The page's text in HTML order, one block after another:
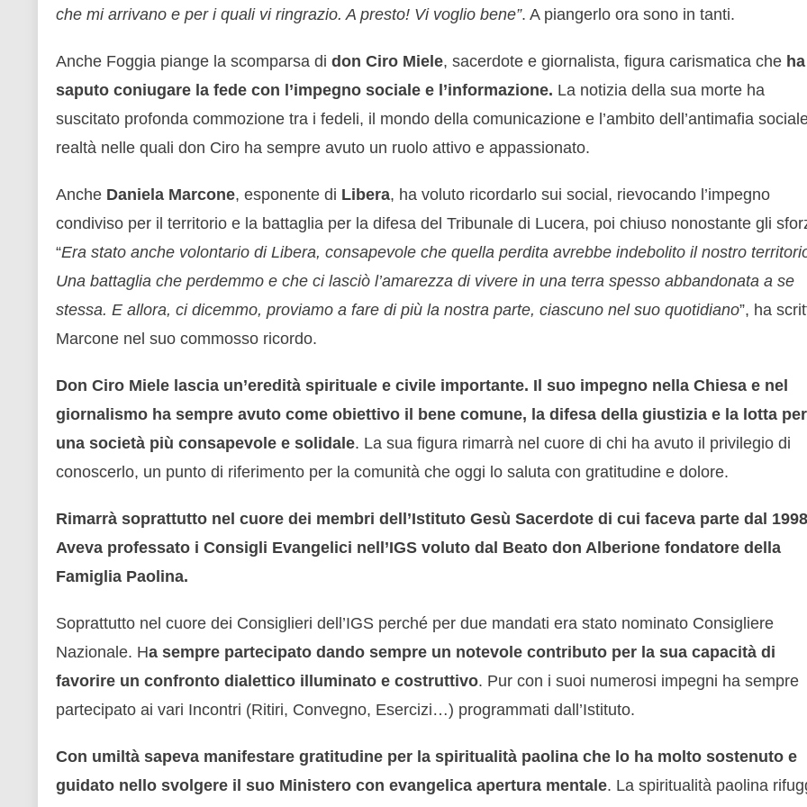
che mi arrivano e per i quali vi ringrazio. A presto! Vi voglio bene”. A piangerlo ora sono in tanti.
Anche Foggia piange la scomparsa di don Ciro Miele, sacerdote e giornalista, figura carismatica che ha
saputo coniugare la fede con l’impegno sociale e l’informazione. La notizia della sua morte ha
suscitato profonda commozione tra i fedeli, il mondo della comunicazione e l’ambito dell’antimafia
realtà nelle quali don Ciro ha sempre avuto un ruolo attivo e appassionato.
Anche Daniela Marcone, esponente di Libera, ha voluto ricordarlo sui social, rievocando l’impegno
condiviso per il territorio e la battaglia per la difesa del Tribunale di Lucera, poi chiuso nonostante gli
“Era stato anche volontario di Libera, consapevole che quella perdita avrebbe indebolito il nostro
Una battaglia che perdemmo e che ci lasciò l’amarezza di vivere in una terra spesso abbandonata a se
stessa. E allora, ci dicemmo, proviamo a fare di più la nostra parte, ciascuno nel suo quotidiano”, ha
Marcone nel suo commosso ricordo.
Don Ciro Miele lascia un’eredità spirituale e civile importante. Il suo impegno nella Chiesa e nel
giornalismo ha sempre avuto come obiettivo il bene comune, la difesa della giustizia e la lotta per
una società più consapevole e solidale. La sua figura rimarrà nel cuore di chi ha avuto il privilegio di
conoscerlo, un punto di riferimento per la comunità che oggi lo saluta con gratitudine e dolore.
Rimarrà soprattutto nel cuore dei membri dell’Istituto Gesù Sacerdote di cui faceva parte dal
Aveva professato i Consigli Evangelici nell’IGS voluto dal Beato don Alberione fondatore della
Famiglia Paolina.
Soprattutto nel cuore dei Consiglieri dell’IGS perché per due mandati era stato nominato Consigliere
Nazionale. Ha sempre partecipato dando sempre un notevole contributo per la sua capacità di
favorire un confronto dialettico illuminato e costruttivo. Pur con i suoi numerosi impegni ha sempre
partecipato ai vari Incontri (Ritiri, Convegno, Esercizi…) programmati dall’Istituto.
Con umiltà sapeva manifestare gratitudine per la spiritualità paolina che lo ha molto sostenuto e
guidato nello svolgere il suo Ministero con evangelica apertura mentale. La spiritualità paolina